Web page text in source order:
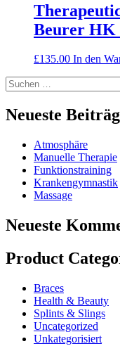
Beurer HK
£135.00 In den
Suchen
nach:
Neueste
Atmosphäre
Manuelle Therapie
Funktionstraining
Krankengymnastik
Massage
Neueste
Product
Braces
Health & Beauty
Splints & Slings
Uncategorized
Unkategorisiert